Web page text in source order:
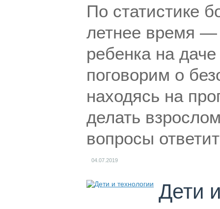
По статистике
летнее время —
ребенка на
поговорим о
находясь на
делать
вопросы
04.07.2019
Дети